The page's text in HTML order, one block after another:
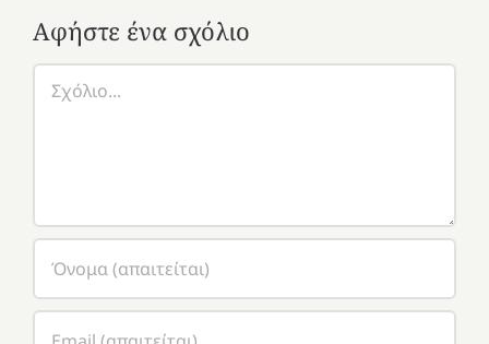
Αφήστε ένα σχόλιο